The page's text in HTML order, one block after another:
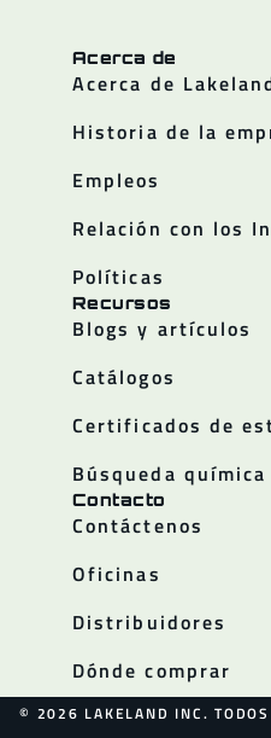
Acerca de
Acerca de
Historia de la
Empleos
Relación con los
Políticas
Recursos
Blogs y artículos
Catálogos
Certificados de
Búsqueda química
Contacto
Contáctenos
Oficinas
Distribuidores
Dónde comprar
© 2026 LAKELAND INC. TODOS